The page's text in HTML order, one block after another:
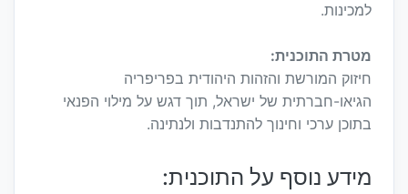
למכינות.
מטרת התוכנית:
חיזוק המורשת והזהות היהודית בפריפריה
הגיאו-חברתית של ישראל, תוך דגש על מילוי הפנאי
בתוכן ערכי וחינוך להתנדבות ולנתינה.
מידע נוסף על התוכנית: